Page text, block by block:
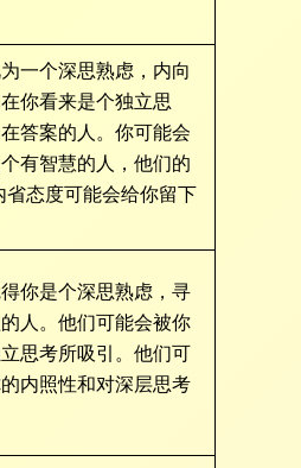
一个深思熟虑，内向
你看来是个独立思
答案的人。你可能会
有智慧的人，他们的
省态度可能会给你留下
你是个深思熟虑，寻
人。他们可能会被你
思考所吸引。他们可
内照性和对深层思考